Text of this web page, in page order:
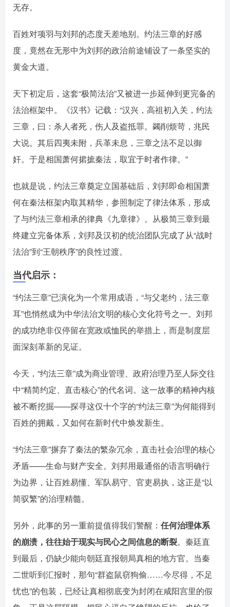
无存。󠄹󠅀󠄪󠄢󠄡󠄦󠄞󠄧󠄣󠄞󠄢󠄡󠄦󠄞󠄢󠄣󠄩󠅬󠅅󠅃󠄵󠅂󠄪󠅗󠅥󠅕󠅣󠅤󠅬󠅄󠄹󠄽󠄵󠄪󠄢󠄠󠄢󠄦󠄝󠄠󠄨󠄝󠄠󠄧󠄐󠄠󠄦󠄪󠄢󠄤󠄪󠄣󠄤󠅬󠅨󠅙󠅑󠅟󠅗󠅒󠄞󠅓󠅟󠅝󠄐󠇕󠆠󠅿󠇖󠆄󠆩󠇕󠅿󠆈󠇗󠆭󠆁󠄐󠇗󠅹󠅸󠇖󠆍󠅳󠇖󠅹󠅰󠇖󠆌󠅹
百姓对项羽与刘邦的态度天差地别。约法三章的好感
度，竟然在无形中为刘邦的政治前途铺设了一条坚实的
黄金大道。󠄹󠅀󠄪󠄢󠄡󠄦󠄞󠄧󠄣󠄞󠄢󠄡󠄦󠄞󠄢󠄣󠄩󠅬󠅅󠅃󠄵󠅂󠄪󠅗󠅥󠅕󠅣󠅤󠅬󠅄󠄹󠄽󠄵󠄪󠄢󠄠󠄢󠄦󠄝󠄠󠄨󠄝󠄠󠄧󠄐󠄠󠄦󠄪󠄢󠄤󠄪󠄣󠄤󠅬󠅨󠅙󠅑󠅟󠅗󠅒󠄞󠅓󠅟󠅝󠄐󠇕󠆠󠅿󠇖󠆄󠆩󠇕󠅿󠆈󠇗󠆭󠆁󠄐󠇗󠅹󠅸󠇖󠆍󠅳󠇖󠅹󠅰󠇖󠆌󠅹
天下初定后，这套“极简法治”又被进一步延伸到更完备的
法治框架中。《汉书》记载：“汉兴，高祖初入关，约法
三章，曰：杀人者死，伤人及盗抵罪。蠲削烦苛，兆民
大说。其后四夷未附，兵革未息，三章之法不足以御
奸。于是相国萧何捃摭秦法，取宜于时者作律。”󠄹󠅀󠄪󠄢󠄡󠄦󠄞󠄧󠄣󠄞󠄢󠄡󠄦󠄞󠄢󠄣󠄩󠅬󠅅󠅃󠄵󠅂󠄪󠅗󠅥󠅕󠅣󠅤󠅬󠅄󠄹󠄽󠄵󠄪󠄢󠄠󠄢󠄦󠄝󠄠󠄨󠄝󠄠󠄧󠄐󠄠󠄦󠄪󠄢󠄤󠄪󠄣󠄤󠅬󠅨󠅙󠅑󠅟󠅗󠅒󠄞󠅓󠅟󠅝󠄐󠇕󠆠󠅿󠇖󠆄󠆩󠇕󠅿󠆈󠇗󠆭󠆁󠄐󠇗󠅹󠅸󠇖󠆍󠅳󠇖󠅹󠅰󠇖󠆌󠅹
也就是说，约法三章奠定立国基础后，刘邦即命相国萧
何在秦法框架内取其精华，参照制定了律法体系，形成
了与约法三章相承的律典《九章律》󠄹󠅀󠄪󠄢󠄡󠄦󠄞󠄧󠄣󠄞󠄢󠄡󠄦󠄞󠄢󠄣󠄩󠅬󠅅󠅃󠄵󠅂󠄪󠅗󠅥󠅕󠅣󠅤󠅬󠅄󠄹󠄽󠄵󠄪󠄢󠄠󠄢󠄦󠄝󠄠󠄨󠄝󠄠󠄧󠄐󠄠󠄦󠄪󠄢󠄤󠄪󠄣󠄤󠅬󠅨󠅙󠅑󠅟󠅗󠅒󠄞󠅓󠅟󠅝󠄐󠇕󠆠󠅿󠇖󠆄󠆩󠇕󠅿󠆈󠇗󠆭󠆁󠄐󠇗󠅹󠅸󠇖󠆍󠅳󠇖󠅹󠅰󠇖󠆌󠅹 。从极简三章到最
终建立完备体系，刘邦及汉初的统治团队完成了从“战时
法治”到“王朝秩序”的良性过渡。󠄹󠅀󠄪󠄢󠄡󠄦󠄞󠄧󠄣󠄞󠄢󠄡󠄦󠄞󠄢󠄣󠄩󠅬󠅅󠅃󠄵󠅂󠄪󠅗󠅥󠅕󠅣󠅤󠅬󠅄󠄹󠄽󠄵󠄪󠄢󠄠󠄢󠄦󠄝󠄠󠄨󠄝󠄠󠄧󠄐󠄠󠄦󠄪󠄢󠄤󠄪󠄣󠄤󠅬󠅨󠅙󠅑󠅟󠅗󠅒󠄞󠅓󠅟󠅝󠄐󠇕󠆠󠅿󠇖󠆄󠆩󠇕󠅿󠆈󠇗󠆭󠆁󠄐󠇗󠅹󠅸󠇖󠆍󠅳󠇖󠅹󠅰󠇖󠆌󠅹
当代启示：
“约法三章”已演化为一个常用成语，“与父老约，法三章
耳”也悄然成为中华法治文明的核心文化符号之一。刘邦
的成功绝非仅停留在宽政或恤民的举措上，而是制度层
面深刻革新的见证󠄹󠅀󠄪󠄢󠄡󠄦󠄞󠄧󠄣󠄞󠄢󠄡󠄦󠄞󠄢󠄣󠄩󠅬󠅅󠅃󠄵󠅂󠄪󠅗󠅥󠅕󠅣󠅤󠅬󠅄󠄹󠄽󠄵󠄪󠄢󠄠󠄢󠄦󠄝󠄠󠄨󠄝󠄠󠄧󠄐󠄠󠄦󠄪󠄢󠄤󠄪󠄣󠄤󠅬󠅨󠅙󠅑󠅟󠅗󠅒󠄞󠅓󠅟󠅝󠄐󠇕󠆠󠅿󠇖󠆄󠆩󠇕󠅿󠆈󠇗󠆭󠆁󠄐󠇗󠅹󠅸󠇖󠆍󠅳󠇖󠅹󠅰󠇖󠆌󠅹。
今天，“约法三章”成为商业管理、政府治理乃至人际交往
中“精简约定、直击核心”的代名词。这一故事的精神内核
被不断挖掘——探寻这仅十个字的“约法三章”为何能得到
百姓的拥戴，又如何在新时代中焕发新生。󠄹󠅀󠄪󠄢󠄡󠄦󠄞󠄧󠄣󠄞󠄢󠄡󠄦󠄞󠄢󠄣󠄩󠅬󠅅󠅃󠄵󠅂󠄪󠅗󠅥󠅕󠅣󠅤󠅬󠅄󠄹󠄽󠄵󠄪󠄢󠄠󠄢󠄦󠄝󠄠󠄨󠄝󠄠󠄧󠄐󠄠󠄦󠄪󠄢󠄤󠄪󠄣󠄤󠅬󠅨󠅙󠅑󠅟󠅗󠅒󠄞󠅓󠅟󠅝󠄐󠇕󠆠󠅿󠇖󠆄󠆩󠇕󠅿󠆈󠇗󠆭󠆁󠄐󠇗󠅹󠅸󠇖󠆍󠅳󠇖󠅹󠅰󠇖󠆌󠅹
“约法三章”摒弃了秦法的繁杂冗余，直击社会治理的核心
矛盾——生命与财产安全。刘邦用最通俗的语言明确行
为边界，让百姓易懂、军队易守、官吏易执，这正是“以
简驭繁”的治理精髓󠄹󠅀󠄪󠄢󠄡󠄦󠄞󠄧󠄣󠄞󠄢󠄡󠄦󠄞󠄢󠄣󠄩󠅬󠅅󠅃󠄵󠅂󠄪󠅗󠅥󠅕󠅣󠅤󠅬󠅄󠄹󠄽󠄵󠄪󠄢󠄠󠄢󠄦󠄝󠄠󠄨󠄝󠄠󠄧󠄐󠄠󠄦󠄪󠄢󠄤󠄪󠄣󠄤󠅬󠅨󠅙󠅑󠅟󠅗󠅒󠄞󠅓󠅟󠅝󠄐󠇕󠆠󠅿󠇖󠆄󠆩󠇕󠅿󠆈󠇗󠆭󠆁󠄐󠇗󠅹󠅸󠇖󠆍󠅳󠇖󠅹󠅰󠇖󠆌󠅹。
另外，此事的另一重前提值得我们警醒： 任何治理体系
的崩溃，往往始于现实与民心之间信息的断裂。秦廷直
到最后，仍缺少能向朝廷直报朝局真相的地方官。当秦
二世听到汇报时，那句“群盗鼠窃狗偷……今尽得，不足
忧也”的包装，已经让真相彻底变为封闭在咸阳宫里的假